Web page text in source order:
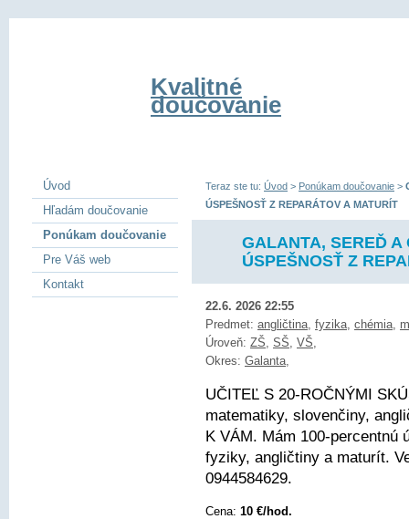
Kvalitné
doučovanie
Teraz ste tu: Úvod > Ponúkam doučovanie >
ÚSPEŠNOSŤ Z REPARÁTOV A MATURÍT
GALANTA, SEREĎ A
ÚSPEŠNOSŤ Z
22.6. 2026 22:55
Predmet: angličtina, fyzika, chémia,
Úroveň: ZŠ, SŠ, VŠ,
Okres: Galanta,
UČITEĽ S 20-ROČNÝMI
matematiky, slovenčiny,
K VÁM. Mám 100-percentnú
fyziky, angličtiny a maturít.
0944584629.
Cena: 10 €/hod.
Úvod
Hľadám doučovanie
Ponúkam doučovanie
Pre Váš web
Kontakt